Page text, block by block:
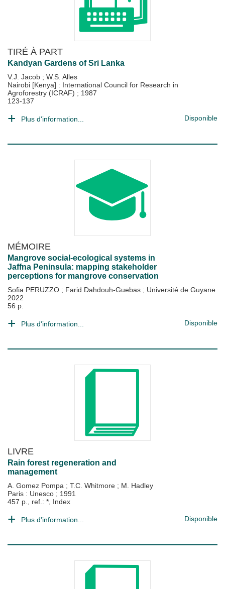
TIRÉ À PART
Kandyan Gardens of Sri Lanka
V.J. Jacob ; W.S. Alles
Nairobi [Kenya] : International Council for Research in
Agroforestry (ICRAF) ; 1987
123-137
Plus d'information... Disponible
MÉMOIRE
Mangrove social-ecological systems in
Jaffna Peninsula: mapping stakeholder
perceptions for mangrove conservation
Sofia PERUZZO ; Farid Dahdouh-Guebas ; Université de Guyane
2022
56 p.
Plus d'information... Disponible
LIVRE
Rain forest regeneration and
management
A. Gomez Pompa ; T.C. Whitmore ; M. Hadley
Paris : Unesco ; 1991
457 p., ref.: *, Index
Plus d'information... Disponible